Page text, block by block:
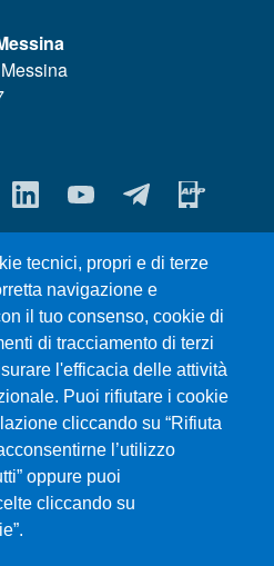
tecnici, propri e di terze
navigazione e
il tuo consenso, cookie di
di tracciamento di terzi
l'efficacia delle attività
Puoi rifiutare i cookie
cliccando su “Rifiuta
l’utilizzo
oppure puoi
cliccando su
Didattici